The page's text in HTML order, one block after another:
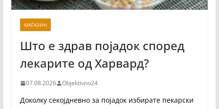
МАГАЗИН
Што е здрав појадок според
лекарите од Харвард?
07.08.2026 Objektivno24
Доколку секојдневно за појадок избирате пекарски